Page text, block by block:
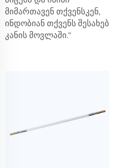
მიმართავენ თქვენსკენ,
ინდობიან თქვენს შესახებ
კანის მოვლაში."